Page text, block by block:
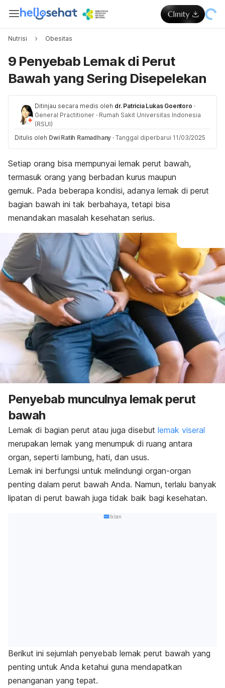
Nutrisi Obesitas
9 Penyebab Lemak di Perut
Bawah yang Sering Disepelekan
Ditinjau secara medis oleh dr. Patricia Lukas Goentoro ·
General Practitioner · Rumah Sakit Universitas Indonesia
(RSUI)
Ditulis oleh Dwi Ratih Ramadhany · Tanggal diperbarui 11/03/2025
Setiap orang bisa mempunyai lemak perut bawah,
termasuk orang yang berbadan kurus maupun
gemuk. Pada beberapa kondisi, adanya lemak di perut
bagian bawah ini tak berbahaya, tetapi bisa
menandakan masalah kesehatan serius.
Penyebab munculnya lemak perut
bawah
Lemak di bagian perut atau juga disebut lemak viseral
merupakan lemak yang menumpuk di ruang antara
organ, seperti lambung, hati, dan usus.
Lemak ini berfungsi untuk melindungi organ-organ
penting dalam perut bawah Anda. Namun, terlalu banyak
lipatan di perut bawah juga tidak baik bagi kesehatan.
Iklan
Berikut ini sejumlah penyebab lemak perut bawah yang
penting untuk Anda ketahui guna mendapatkan
penanganan yang tepat.